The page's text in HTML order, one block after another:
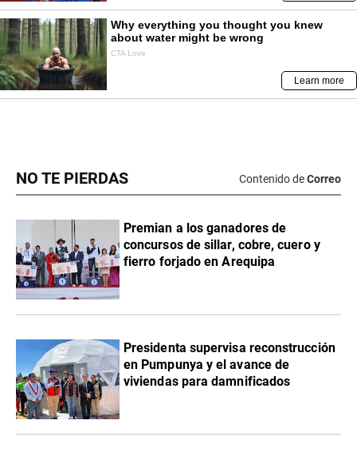
NO TE PIERDAS Contenido deCorreo
Premian a los ganadores de
concursos de sillar, cobre, cuero y
fierro forjado en Arequipa
Presidenta supervisa reconstrucción
en Pumpunya y el avance de
viviendas para damnificados